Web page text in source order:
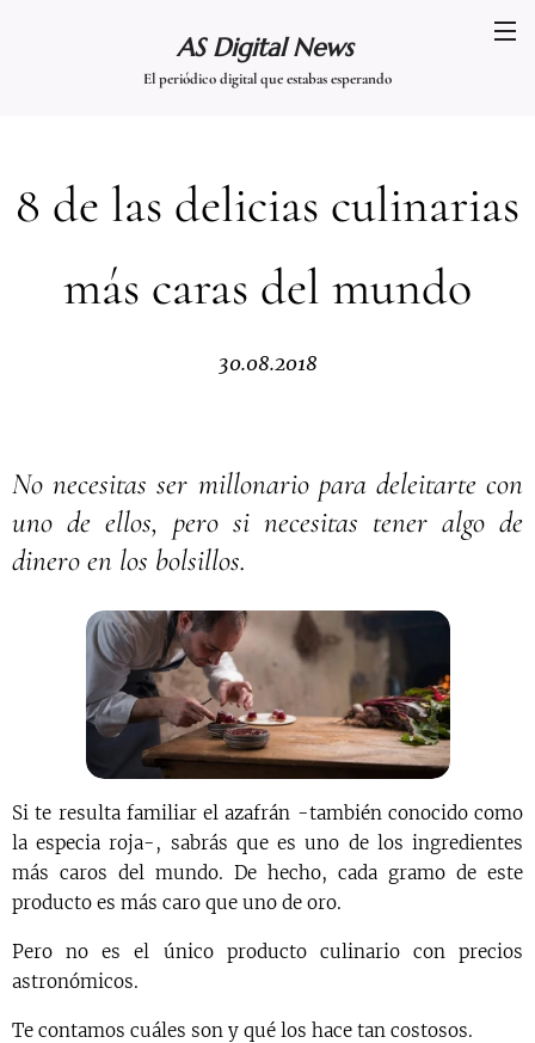
AS Digital News
El periódico digital que estabas esperando
8 de las delicias culinarias
más caras del mundo
30.08.2018
No necesitas ser millonario para deleitarte con
uno de ellos, pero si necesitas tener algo de
dinero en los bolsillos.
Si te resulta familiar el azafrán -también conocido como
la especia roja-, sabrás que es uno de los ingredientes
más caros del mundo. De hecho, cada gramo de este
producto es más caro que uno de oro.
Pero no es el único producto culinario con precios
astronómicos.
Te contamos cuáles son y qué los hace tan costosos.